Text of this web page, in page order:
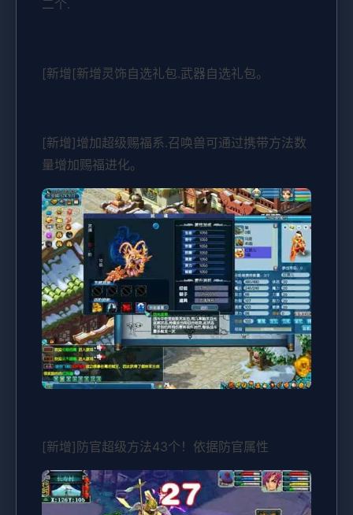
二个.
[新增[新增灵饰自选礼包.武器自选礼包。
[新增]增加超级赐福系.召唤兽可通过携带方法数
量增加赐福进化。
[新增]防官超级方法43个！依据防官属性